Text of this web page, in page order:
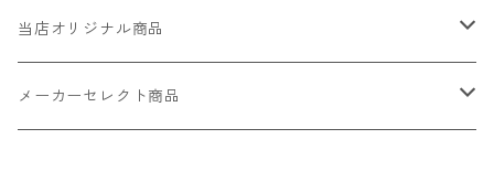
当店オリジナル商品
レザー（革）
メーカーセレクト商品